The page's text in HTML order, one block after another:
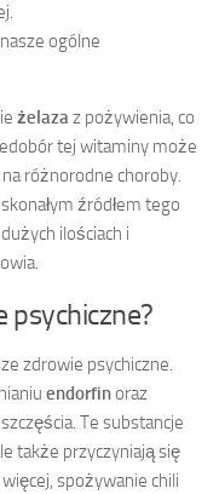
ogólne
żelazaz pożywienia, co
tej witaminy może
różnorodne choroby.
źródłem tego
ilościach i
psychiczne?
zdrowie psychiczne.
endorfinoraz
Te substancje
także przyczyniają się
spożywanie chili